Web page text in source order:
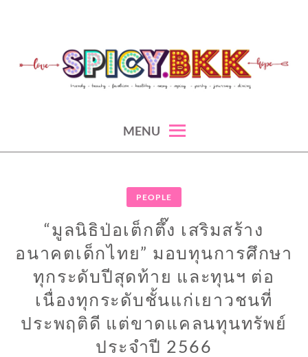
content
MENU
PEOPLE
“มูลนิธิป่อเต็กตึ๊ง เสริมสร้าง
อนาคตเด็กไทย” มอบทุนการศึกษา
ทุกระดับปีสุดท้าย และทุนฯ ต่อ
เนื่องทุกระดับชั้นแก่เยาวชนที่
ประพฤติดี แต่ขาดแคลนทุนทรัพย์
ประจำปี 2566